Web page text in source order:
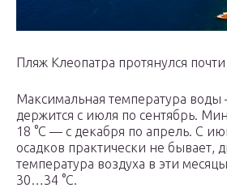
Пляж Клеопатра протянулся
Максимальная температура
держится с июля по сентябрь.
18 °C — с декабря по апрель. С
осадков практически не бывает,
температура воздуха в эти
30…34 °C.